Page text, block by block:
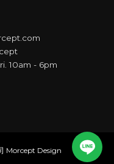
10am - 6pm
Morcept Design